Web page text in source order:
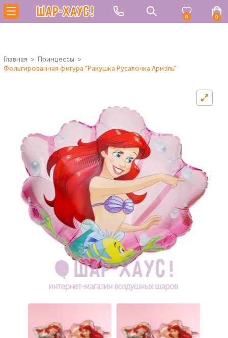
0 0
Главная
Принцессы
Фольгированная фигура "Ракушка Русалочка Ариэль"